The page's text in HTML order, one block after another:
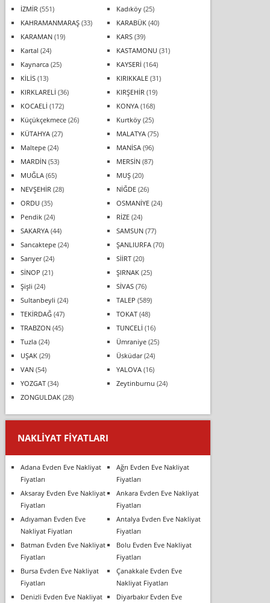
İZMİR (551) Kadıköy(25)
KAHRAMANMARAŞ(33) KARABÜK(40)
KARAMAN(19) KARS(39)
Kartal (24) KASTAMONU (31)
Kaynarca(25) KAYSERİ (164)
KİLİS(13) KIRIKKALE(31)
KIRKLARELİ (36) KIRŞEHİR (19)
KOCAELİ (172) KONYA(168)
Küçükçekmece(26) Kurtköy(25)
KÜTAHYA(27) MALATYA(75)
Maltepe(24) MANİSA(96)
MARDİN(53) MERSİN(87)
MUĞLA(65) MUŞ(20)
NEVŞEHİR (28) NİĞDE(26)
ORDU (35) OSMANİYE(24)
Pendik(24) RİZE(24)
SAKARYA(44) SAMSUN(77)
Sancaktepe(24) ŞANLIURFA(70)
Sarıyer(24) SİİRT(20)
SİNOP (21) ŞIRNAK(25)
Şişli (24) SİVAS(76)
Sultanbeyli (24) TALEP (589)
TEKİRDAĞ(47) TOKAT(48)
TRABZON(45) TUNCELİ (16)
Tuzla(24) Ümraniye(25)
UŞAK(29) Üsküdar(24)
VAN(54) YALOVA(16)
YOZGAT(34) Zeytinburnu (24)
ZONGULDAK(28)
NAKLIYAT FIYATLARI
Adana Evden Eve Nakliyat
Fiyatları
Ağrı Evden Eve Nakliyat
Fiyatları
Aksaray Evden Eve Nakliyat
Fiyatları
Ankara Evden Eve Nakliyat
Fiyatları
Adıyaman Evden Eve
Nakliyat Fiyatları
Antalya Evden Eve Nakliyat
Fiyatları
Batman Evden Eve Nakliyat
Fiyatları
Bolu Evden Eve Nakliyat
Fiyatları
Bursa Evden Eve Nakliyat
Fiyatları
Çanakkale Evden Eve
Nakliyat Fiyatları
Denizli Evden Eve Nakliyat
Diyarbakır Evden Eve